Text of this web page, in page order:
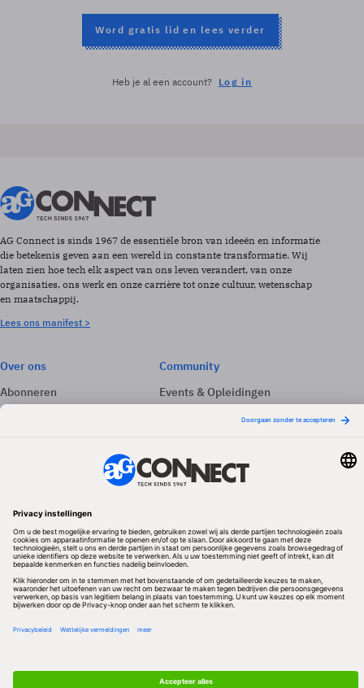
Word gratis lid en lees verder
Heb je al een account? Log in
AG Connect is sinds 1967 de essentiële bron van ideeën en informatie
die betekenis geven aan een wereld in constante transformatie. Wij
laten zien hoe tech elk aspect van ons leven verandert, van onze
organisaties, ons werk en onze carrière tot onze cultuur, wetenschap
en maatschappij.
Lees ons manifest >
Over ons
Abonneren
Adverteren
Community
Events & Opleidingen
Volg ons
Redactionele partner
Algemene Voorwaarden & Copyrights